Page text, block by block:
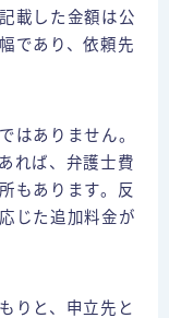
載した金額は公
であり、依頼先
はありません。
れば、弁護士費
もあります。反
じた追加料金が
りと、申立先と